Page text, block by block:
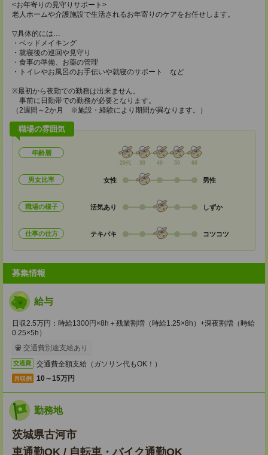
<お年寄りの見守りサポート>
老人ホームや介護施設で生活されるお年寄りのケアをお任せします。
▽具体的には…
・ベッドメイキング
・就寝後の巡回や見守り
・食事の準備、お薬の管理
・トイレやお風呂のお手伝いや就寝のサポート など
※最初から夜勤での勤務は出来ません。
事前に日勤帯での勤務が必要となります。
（2週間～2か月 ※施設・経験により期間が異なります。）
職場の雰囲気
年齢層
20代 30 40 50 60
男女比率 女性 男性
職場の様子 活気あり しずか
仕事の仕方 テキパキ コツコツ
募集情報
給与
日収2.5万円：時給1300円×8h＋残業割増（時給1.25×8h）+深夜割増（時給
0.25×5h）
交通費別途支給あり
交通費 交通費全額支給（ガソリン代もOK！）
月収例 10～15万円
勤務地
茨城県古河市
車通勤OK / 自転車・バイク通勤OK